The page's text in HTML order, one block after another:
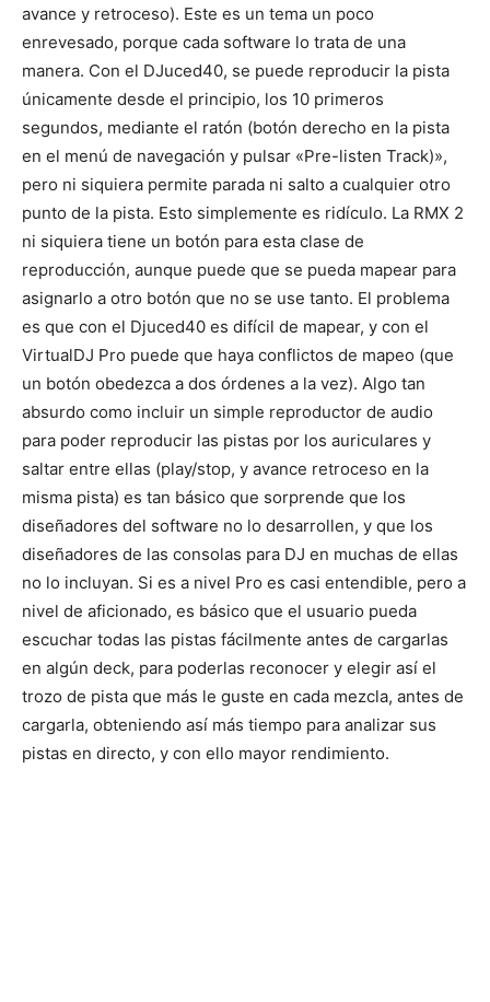
avance y retroceso). Este es un tema un poco
enrevesado, porque cada software lo trata de una
manera. Con el DJuced40, se puede reproducir la pista
únicamente desde el principio, los 10 primeros
segundos, mediante el ratón (botón derecho en la pista
en el menú de navegación y pulsar «Pre-listen Track)»,
pero ni siquiera permite parada ni salto a cualquier otro
punto de la pista. Esto simplemente es ridículo. La RMX 2
ni siquiera tiene un botón para esta clase de
reproducción, aunque puede que se pueda mapear para
asignarlo a otro botón que no se use tanto. El problema
es que con el Djuced40 es difícil de mapear, y con el
VirtualDJ Pro puede que haya conflictos de mapeo (que
un botón obedezca a dos órdenes a la vez). Algo tan
absurdo como incluir un simple reproductor de audio
para poder reproducir las pistas por los auriculares y
saltar entre ellas (play/stop, y avance retroceso en la
misma pista) es tan básico que sorprende que los
diseñadores del software no lo desarrollen, y que los
diseñadores de las consolas para DJ en muchas de ellas
no lo incluyan. Si es a nivel Pro es casi entendible, pero a
nivel de aficionado, es básico que el usuario pueda
escuchar todas las pistas fácilmente antes de cargarlas
en algún deck, para poderlas reconocer y elegir así el
trozo de pista que más le guste en cada mezcla, antes de
cargarla, obteniendo así más tiempo para analizar sus
pistas en directo, y con ello mayor rendimiento.